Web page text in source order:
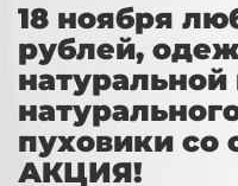
18 ноября
рублей,
пуховики со
АКЦИЯ!